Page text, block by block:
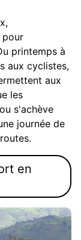
pour
printemps à
aux cyclistes,
aux
les
s'achève
journée de
en